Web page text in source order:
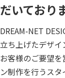
だいており
DREAM-NET
立ち上げたデザイ
お客様のご要望
ン制作を行うスタ